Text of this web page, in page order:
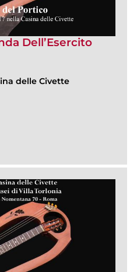
Dell’Esercito
delle Civette